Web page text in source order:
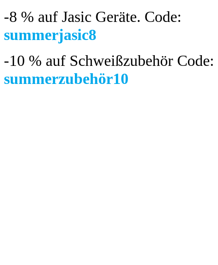
-8 % auf Jasic Geräte. Code:
summerjasic8
-10 % auf Schweißzubehör Code:
summerzubehör10